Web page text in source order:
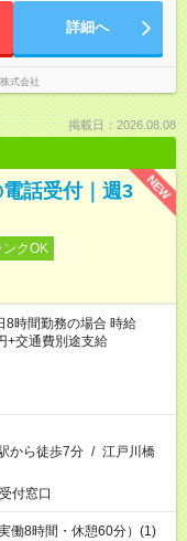
詳細へ
式会社
掲載日：2026.08.08
NEW
話受付｜週3
ンクOK
時間勤務の場合 時給
+交通費別途支給
から徒歩7分 / 江戸川橋
付窓口
働8時間・休憩60分）(1)